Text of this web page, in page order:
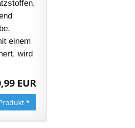
einem
wird
EUR
*